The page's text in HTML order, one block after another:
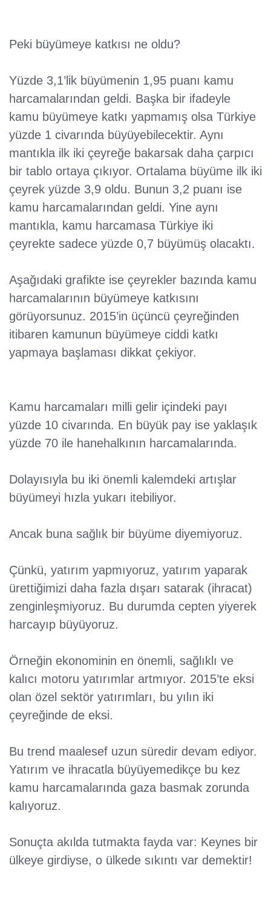
Peki büyümeye katkısı ne oldu?
Yüzde 3,1’lik büyümenin 1,95 puanı kamu
harcamalarından geldi. Başka bir ifadeyle
kamu büyümeye katkı yapmamış olsa Türkiye
yüzde 1 civarında büyüyebilecektir. Aynı
mantıkla ilk iki çeyreğe bakarsak daha çarpıcı
bir tablo ortaya çıkıyor. Ortalama büyüme ilk iki
çeyrek yüzde 3,9 oldu. Bunun 3,2 puanı ise
kamu harcamalarından geldi. Yine aynı
mantıkla, kamu harcamasa Türkiye iki
çeyrekte sadece yüzde 0,7 büyümüş olacaktı.
Aşağıdaki grafikte ise çeyrekler bazında kamu
harcamalarının büyümeye katkısını
görüyorsunuz. 2015’in üçüncü çeyreğinden
itibaren kamunun büyümeye ciddi katkı
yapmaya başlaması dikkat çekiyor.
Kamu harcamaları milli gelir içindeki payı
yüzde 10 civarında. En büyük pay ise yaklaşık
yüzde 70 ile hanehalkının harcamalarında.
Dolayısıyla bu iki önemli kalemdeki artışlar
büyümeyi hızla yukarı itebiliyor.
Ancak buna sağlık bir büyüme diyemiyoruz.
Çünkü, yatırım yapmıyoruz, yatırım yaparak
ürettiğimizi daha fazla dışarı satarak (ihracat)
zenginleşmiyoruz. Bu durumda cepten yiyerek
harcayıp büyüyoruz.
Örneğin ekonominin en önemli, sağlıklı ve
kalıcı motoru yatırımlar artmıyor. 2015’te eksi
olan özel sektör yatırımları, bu yılın iki
çeyreğinde de eksi.
Bu trend maalesef uzun süredir devam ediyor.
Yatırım ve ihracatla büyüyemedikçe bu kez
kamu harcamalarında gaza basmak zorunda
kalıyoruz.
Sonuçta akılda tutmakta fayda var: Keynes bir
ülkeye girdiyse, o ülkede sıkıntı var demektir!